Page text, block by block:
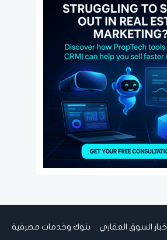
أخبار السوق العقاري بنوك وخدمات مصرفية